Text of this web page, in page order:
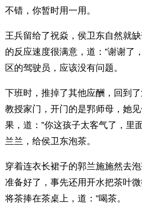
不错，你暂时用一用。
王兵留给了祝焱，侯卫东自然就
的反应速度很满意，道：”谢谢了
区的驾驶员，应该没有问题。
下班时，推掉了其他应酬，回到
教授家门，开门的是郛师母，她
果，道：”你这孩子太客气了，里
兰兰，给侯卫东泡茶。
穿着连衣长裙子的郭兰施施然去
准备好了，事先还用开水把茶叶
将茶捧在茶桌上，道：”喝茶。